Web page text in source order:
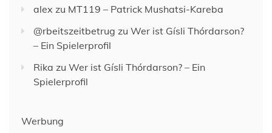
alex zu MT119 – Patrick Mushatsi-Kareba
@rbeitszeitbetrug zu Wer ist Gísli Thórdarson?
– Ein Spielerprofil
Rika zu Wer ist Gísli Thórdarson? – Ein
Spielerprofil
Werbung